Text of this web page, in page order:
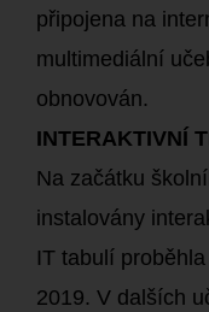
připojena na
multimediální
obnovován.
INTERAKTIVNÍ
Na začátku
instalovány
IT tabulí
2019. V dalších